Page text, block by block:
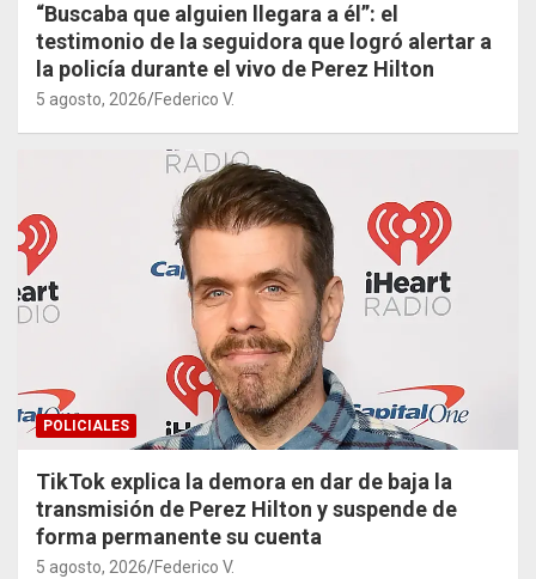
“Buscaba que alguien llegara a él”: el
testimonio de la seguidora que logró alertar a
la policía durante el vivo de Perez Hilton
5 agosto, 2026 Federico V.
POLICIALES
TikTok explica la demora en dar de baja la
transmisión de Perez Hilton y suspende de
forma permanente su cuenta
5 agosto, 2026 Federico V.